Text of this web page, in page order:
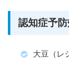
認知症予
大豆（レ